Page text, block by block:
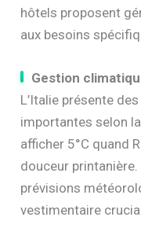
hôtels proposent
aux besoins
Gestion
L’Italie présente
importantes selon
afficher 5°C quand
douceur
prévisions
vestimentaire